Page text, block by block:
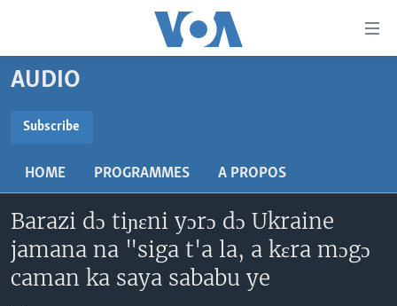
Menu
principal
navigation
principale
Retour
la
recherche
MALI KURA
RADIO
AN BA FO!
FARAFINA FOLI
SUIVEZ-NOUS
AUDIO
Subscribe
HOME PROGRAMMES A PROPOS
Barazi dɔ tiɲɛni yɔrɔ dɔ Ukraine
jamana na "siga t'a la, a kɛra mɔgɔ
caman ka saya sababu ye